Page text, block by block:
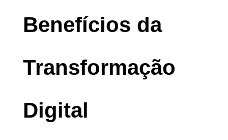
Benefícios da
Transformação
Digital